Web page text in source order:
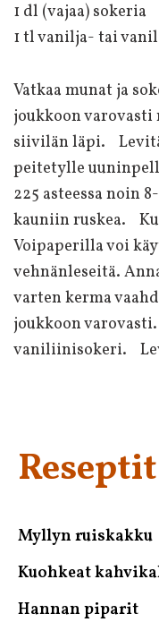
1 dl (vajaa) sokeria
1 tl vanilja- tai
Vatkaa munat ja
joukkoon
siivilän läpi.
peitetylle
225 asteessa noin
kauniin ruskea.
Voipaperilla voi
vehnänleseitä.
varten kerma
joukkoon
vaniliinisokeri.
sivupalkki
Reseptit
Myllyn ruiskakku
Kuohkeat
Hannan piparit